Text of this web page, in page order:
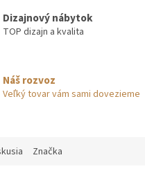
Dizajnový nábytok
TOP dizajn a kvalita
Náš rozvoz
Veľký tovar vám sami dovezieme
Značka